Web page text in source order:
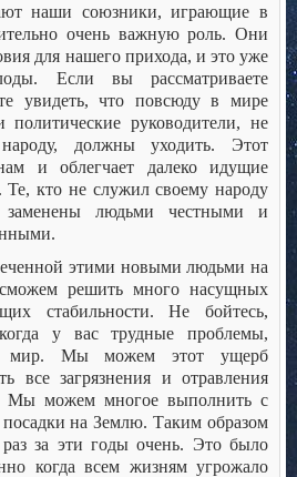
наши союзники, играющие в
очень важную роль. Они
для нашего прихода, и это уже
Если вы рассматриваете
увидеть, что повсюду в мире
руководители, не
должны уходить. Этот
и облегчает далеко идущие
Те, кто не служил своему народу
заменены людьми честными и
этими новыми людьми на
решить много насущных
стабильности. Не бойтесь,
у вас трудные проблемы,
мир. Мы можем этот ущерб
все загрязнения и отравления
Мы можем многое выполнить с
на Землю. Таким образом
за эти годы очень. Это было
когда всем жизням угрожало